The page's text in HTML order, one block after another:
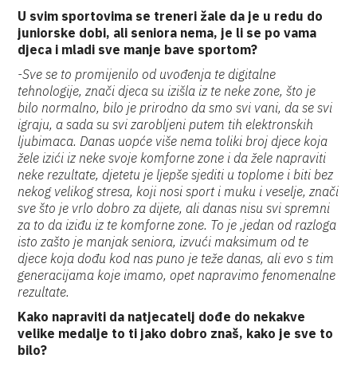
U svim sportovima se treneri žale da je u redu do
juniorske dobi, ali seniora nema, je li se po vama
djeca i mladi sve manje bave sportom?
-Sve se to promijenilo od uvođenja te digitalne
tehnologije, znači djeca su izišla iz te neke zone, što je
bilo normalno, bilo je prirodno da smo svi vani, da se svi
igraju, a sada su svi zarobljeni putem tih elektronskih
ljubimaca. Danas uopće više nema toliki broj djece koja
žele izići iz neke svoje komforne zone i da žele napraviti
neke rezultate, djetetu je ljepše sjediti u toplome i biti bez
nekog velikog stresa, koji nosi sport i muku i veselje, znači
sve što je vrlo dobro za dijete, ali danas nisu svi spremni
za to da iziđu iz te komforne zone. To je ,jedan od razloga
isto zašto je manjak seniora, izvući maksimum od te
djece koja dođu kod nas puno je teže danas, ali evo s tim
generacijama koje imamo, opet napravimo fenomenalne
rezultate.
Kako napraviti da natjecatelj dođe do nekakve
velike medalje to ti jako dobro znaš, kako je sve to
bilo?